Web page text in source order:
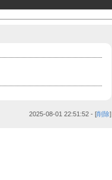
2025-08-01 22:51:52 - [削除]